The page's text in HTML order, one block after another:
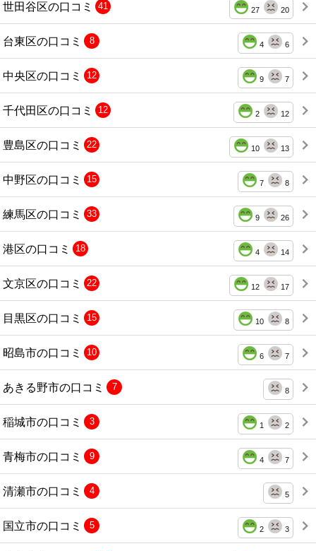
世田谷区の口コミ 27 20
41
台東区の口コミ 4 6
8
中央区の口コミ 9 7
12
千代田区の口コミ 2 12
12
豊島区の口コミ 10 13
22
中野区の口コミ 7 8
15
練馬区の口コミ 9 26
33
港区の口コミ 4 14
18
文京区の口コミ 12 17
22
目黒区の口コミ 10 8
15
昭島市の口コミ 6 7
10
あきる野市の口コミ 8
7
稲城市の口コミ 1 2
3
青梅市の口コミ 4 7
9
清瀬市の口コミ 5
4
国立市の口コミ 2 3
5